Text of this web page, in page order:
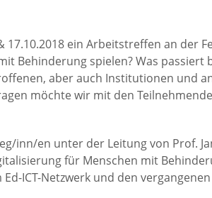
ein Arbeitstreffen an der
Behinderung spielen? Was
aber auch Institutionen und
möchte wir mit den
inn/en unter der Leitung von Prof.
für Menschen mit
ICT-Netzwerk und den